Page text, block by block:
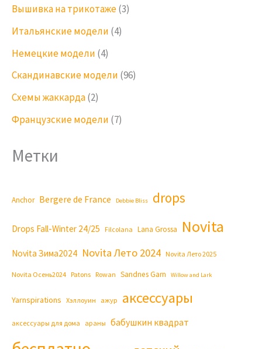
Вышивка на трикотаже(3)
Итальянские модели (4)
Немецкие модели (4)
Скандинавские модели (96)
Схемы жаккарда(2)
Французские модели (7)
Метки
Anchor Bergere de France Debbie Bliss drops
Drops Fall-Winter 24/25 Filcolana Lana Grossa Novita
Novita Зима2024 Novita Лето 2024 Novita Лето 2025
Novita Осень2024 Patons Rowan Sandnes Garn Willow and Lark
Yarnspirations Хэллоуин ажур аксессуары
аксессуары для дома араны бабушкин квадрат